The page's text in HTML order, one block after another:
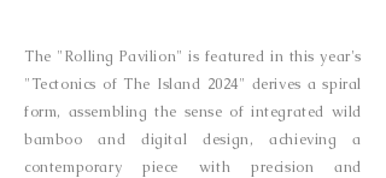
The "Rolling Pavilion" is featured in this year's
"Tectonics of The Island 2024" derives a spiral
form, assembling the sense of integrated wild
bamboo and digital design, achieving a
contemporary piece with precision and